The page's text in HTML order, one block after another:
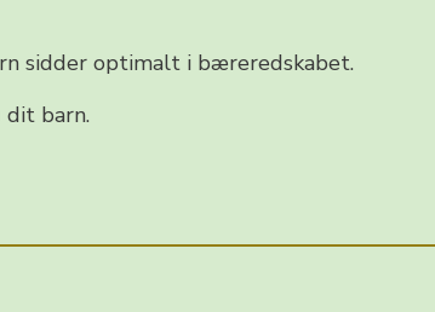
sidder optimalt i bæreredskabet.
barn.